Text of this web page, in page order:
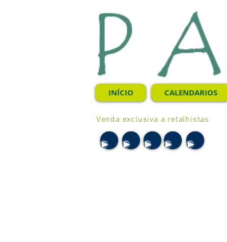
INÍCIO CALENDARIOS
Venda exclusiva a retalhistas